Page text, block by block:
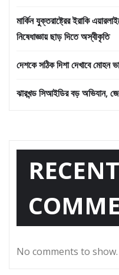
মার্কিন যুক্তরাষ্ট্রের ইরাকি
নিষেধাজ্ঞায় ছাড় দিতে অস্বীকৃতি
দেশকে সঠিক দিশা দেখাবে মোহন
ঝারখন্ড সিআইডির বড় অভিযান,
RECENT
No comments to show.